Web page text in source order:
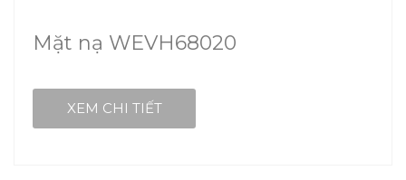
Mặt nạ WEVH68020
XEM CHI TIẾT